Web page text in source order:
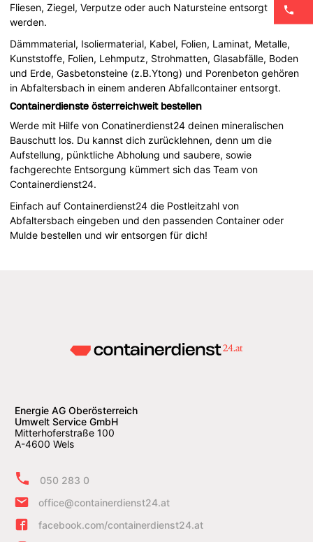
Fliesen, Ziegel, Verputze oder auch Natursteine entsorgt
werden.
Dämmmaterial, Isoliermaterial, Kabel, Folien, Laminat, Metalle,
Kunststoffe, Folien, Lehmputz, Strohmatten, Glasabfälle, Boden
und Erde, Gasbetonsteine (z.B.Ytong) und Porenbeton gehören
in Abfaltersbach in einem anderen Abfallcontainer entsorgt.
Containerdienste österreichweit bestellen
Werde mit Hilfe von Conatinerdienst24 deinen mineralischen
Bauschutt los. Du kannst dich zurücklehnen, denn um die
Aufstellung, pünktliche Abholung und saubere, sowie
fachgerechte Entsorgung kümmert sich das Team von
Containerdienst24.
Einfach auf Containerdienst24 die Postleitzahl von
Abfaltersbach eingeben und den passenden Container oder
Mulde bestellen und wir entsorgen für dich!
Energie AG Oberösterreich
Umwelt Service GmbH
Mitterhoferstraße 100
A-4600 Wels
050 283 0
office@containerdienst24.at
facebook.com/containerdienst24.at